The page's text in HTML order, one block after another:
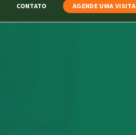
CONTATO AGENDE UMA VISITA